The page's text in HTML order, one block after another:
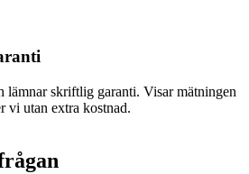
lämnar skriftlig garanti. Visar mätningen
vi utan extra kostnad.